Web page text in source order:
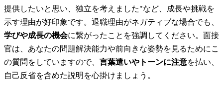
提供したいと思い、独立を考えました"など、成長や挑戦を
示す理由が好印象です。退職理由がネガティブな場合でも、
学びや成長の機会に繋がったことを強調してください。面接
官は、あなたの問題解決能力や前向きな姿勢を見るためにこ
の質問をしていますので、 言葉遣いやトーンに注意を払い、
自己反省を含めた説明を心掛けましょう。